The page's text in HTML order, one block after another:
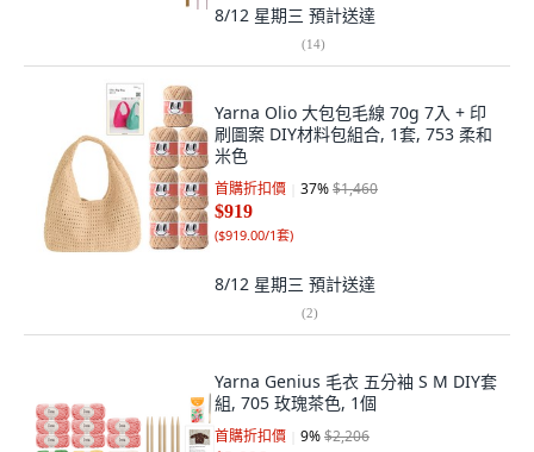
8/12 星期三 預計送達
(14)
Yarna Olio 大包包毛線 70g 7入 + 印
刷圖案 DIY材料包組合, 1套, 753 柔和
米色
首購折扣價 37%$1,460
$919
($919.00/1套)
8/12 星期三 預計送達
(2)
Yarna Genius 毛衣 五分袖 S M DIY套
組, 705 玫瑰茶色, 1個
首購折扣價 9%$2,206